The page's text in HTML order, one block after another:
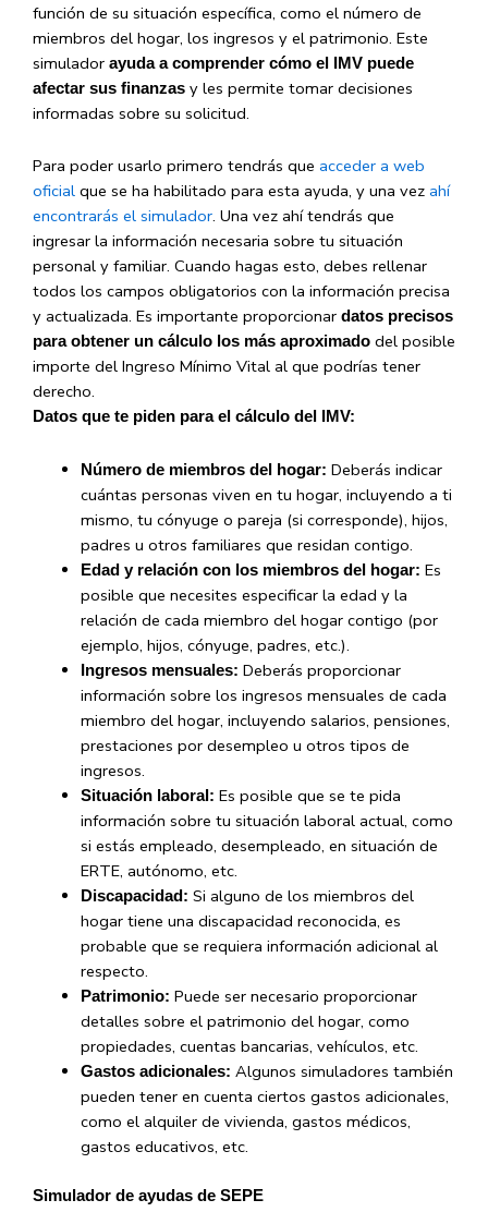
función de su situación específica, como el número de
miembros del hogar, los ingresos y el patrimonio. Este
simulador ayuda a comprender cómo el IMV puede
afectar sus finanzas y les permite tomar decisiones
informadas sobre su solicitud.
Para poder usarlo primero tendrás que acceder a web
oficial que se ha habilitado para esta ayuda, y una vez ahí
encontrarás el simulador. Una vez ahí tendrás que
ingresar la información necesaria sobre tu situación
personal y familiar. Cuando hagas esto, debes rellenar
todos los campos obligatorios con la información precisa
y actualizada. Es importante proporcionar datos precisos
para obtener un cálculo los más aproximado del posible
importe del Ingreso Mínimo Vital al que podrías tener
derecho.
Datos que te piden para el cálculo del IMV:
Número de miembros del hogar: Deberás indicar
cuántas personas viven en tu hogar, incluyendo a ti
mismo, tu cónyuge o pareja (si corresponde), hijos,
padres u otros familiares que residan contigo.
Edad y relación con los miembros del hogar: Es
posible que necesites especificar la edad y la
relación de cada miembro del hogar contigo (por
ejemplo, hijos, cónyuge, padres, etc.).
Ingresos mensuales: Deberás proporcionar
información sobre los ingresos mensuales de cada
miembro del hogar, incluyendo salarios, pensiones,
prestaciones por desempleo u otros tipos de
ingresos.
Situación laboral: Es posible que se te pida
información sobre tu situación laboral actual, como
si estás empleado, desempleado, en situación de
ERTE, autónomo, etc.
Discapacidad: Si alguno de los miembros del
hogar tiene una discapacidad reconocida, es
probable que se requiera información adicional al
respecto.
Patrimonio: Puede ser necesario proporcionar
detalles sobre el patrimonio del hogar, como
propiedades, cuentas bancarias, vehículos, etc.
Gastos adicionales: Algunos simuladores también
pueden tener en cuenta ciertos gastos adicionales,
como el alquiler de vivienda, gastos médicos,
gastos educativos, etc.
Simulador de ayudas de SEPE